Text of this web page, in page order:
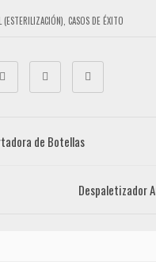
CASOS DE ÉXITO
de Botellas
Despaletizador